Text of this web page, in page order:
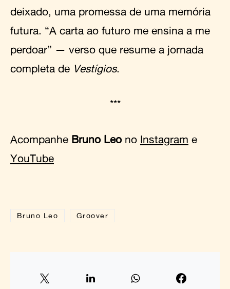
deixado, uma promessa de uma memória
futura. “A carta ao futuro me ensina a me
perdoar” — verso que resume a jornada
completa de Vestígios.
***
Acompanhe Bruno Leono Instagram e
YouTube
Bruno Leo Groover